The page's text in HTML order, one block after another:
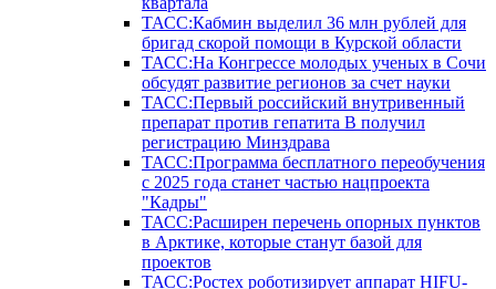
ТАСС:Кабмин выделил 36 млн рублей для
бригад скорой помощи в Курской области
ТАСС:На Конгрессе молодых ученых в Сочи
обсудят развитие регионов за счет науки
ТАСС:Первый российский внутривенный
препарат против гепатита В получил
регистрацию Минздрава
ТАСС:Программа бесплатного переобучения
с 2025 года станет частью нацпроекта
"Кадры"
ТАСС:Расширен перечень опорных пунктов
в Арктике, которые станут базой для
проектов
ТАСС:Ростех роботизирует аппарат HIFU-